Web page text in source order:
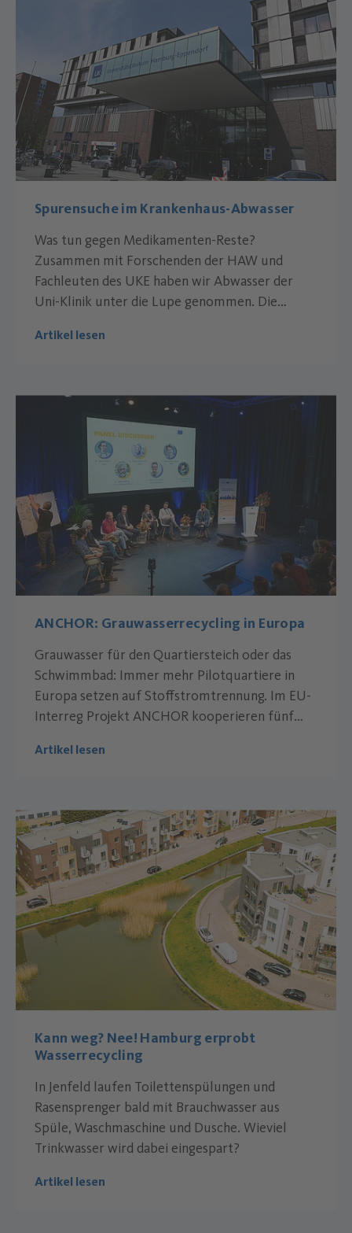
Spurensuche im Krankenhaus-Abwasser
Was tun gegen Medikamenten-Reste?
Zusammen mit Forschenden der HAW und
Fachleuten des UKE haben wir Abwasser der
Uni-Klinik unter die Lupe genommen. Die
Umsetzung der EU-Abwasserrichtlinie KARL. Ein
Artikel lesen
ANCHOR: Grauwasserrecycling in Europa
Grauwasser für den Quartiersteich oder das
Schwimmbad: Immer mehr Pilotquartiere in
Europa setzen auf Stoffstromtrennung. Im EU-
Interreg Projekt ANCHOR kooperieren fünf
Hamburg.
Artikel lesen
Kann weg? Nee! Hamburg erprobt
Wasserrecycling
In Jenfeld laufen Toilettenspülungen und
Rasensprenger bald mit Brauchwasser aus
Spüle, Waschmaschine und Dusche. Wieviel
Trinkwasser wird dabei eingespart?
Artikel lesen